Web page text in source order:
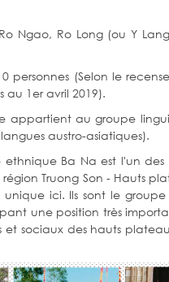
Ro Ngao, Ro Long (ou Y
personnes (Selon le
au 1er avril 2019).
appartient au groupe
austro-asiatiques).
ethnique Ba Na est l'un des
Truong Son - Hauts
ici. Ils sont le
une position très
et sociaux des hauts